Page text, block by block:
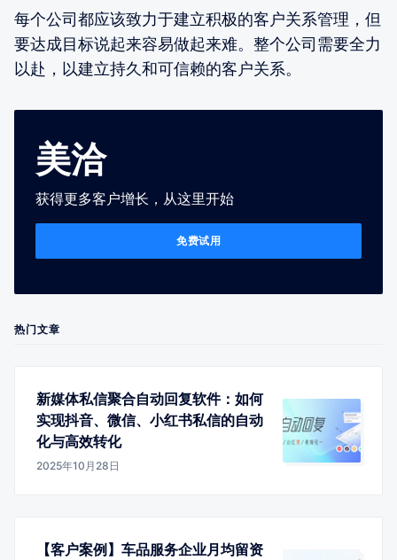
每个公司都应该致力于建立积极的客户关系管理，但
要达成目标说起来容易做起来难。整个公司需要全力
以赴，以建立持久和可信赖的客户关系。
美洽
获得更多客户增长，从这里开始
免费试用
热门文章
新媒体私信聚合自动回复软件：如何
实现抖音、微信、小红书私信的自动
化与高效转化
2025年10月28日
【客户案例】车品服务企业月均留资